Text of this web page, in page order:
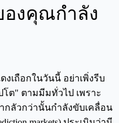
งคุณกำลัง
เถือกในวันนี้ อย่าเพิ่งรีบ
ต" ตามมีมทั่วไป เพราะ
กลัวกว่านั้นกำลังขับเคลื่อน